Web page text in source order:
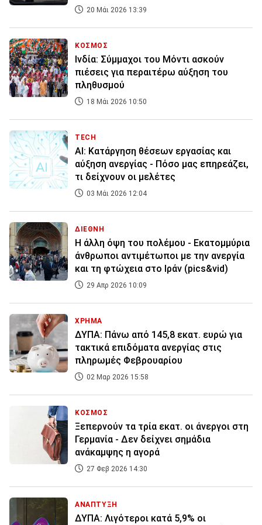
20 Μάι 2026 13:39
ΚΟΣΜΟΣ
Ινδία: Σύμμαχοι του Μόντι ασκούν
πιέσεις για περαιτέρω αύξηση του
πληθυσμού
18 Μάι 2026 10:50
TECH
AI: Κατάργηση θέσεων εργασίας και
αύξηση ανεργίας - Πόσο μας επηρεάζει,
τι δείχνουν οι μελέτες
03 Μάι 2026 12:04
ΔΙΕΘΝΗ
Η άλλη όψη του πολέμου - Εκατομμύρια
άνθρωποι αντιμέτωποι με την ανεργία
και τη φτώχεια στο Ιράν (pics&vid)
29 Απρ 2026 10:09
ΧΡΗΜΑ
ΔΥΠΑ: Πάνω από 145,8 εκατ. ευρώ για
τακτικά επιδόματα ανεργίας στις
πληρωμές Φεβρουαρίου
02 Μαρ 2026 15:58
ΚΟΣΜΟΣ
Ξεπερνούν τα τρία εκατ. οι άνεργοι στη
Γερμανία - Δεν δείχνει σημάδια
ανάκαμψης η αγορά
27 Φεβ 2026 14:30
ΑΝΑΠΤΥΞΗ
ΔΥΠΑ: Λιγότεροι κατά 5,9% οι